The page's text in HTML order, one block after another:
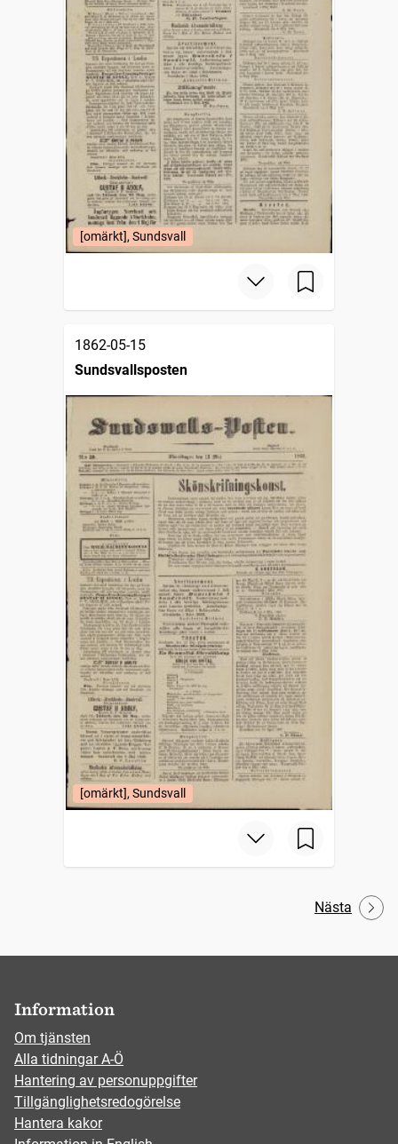
[omärkt], Sundsvall
1862-05-15
Sundsvallsposten
[omärkt], Sundsvall
Nästa
Information
Om tjänsten
Alla tidningar A-Ö
Hantering av personuppgifter
Tillgänglighetsredogörelse
Hantera kakor